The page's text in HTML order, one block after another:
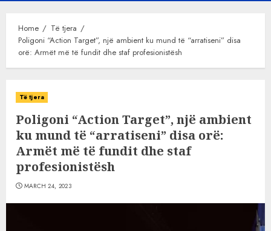
Home
Të tjera
Poligoni “Action Target”, një ambient ku mund të “arratiseni” disa
orë: Armët më të fundit dhe staf profesionistësh
Të tjera
Poligoni “Action Target”, një ambient
ku mund të “arratiseni” disa orë:
Armët më të fundit dhe staf
profesionistësh
MARCH 24, 2023